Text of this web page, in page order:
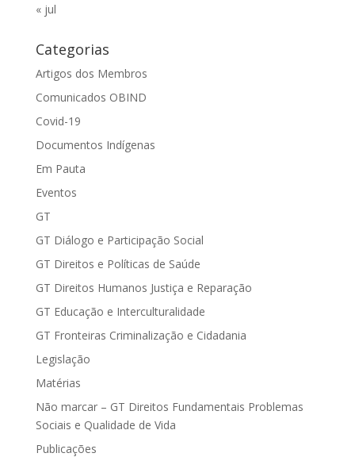
« jul
Categorias
Artigos dos Membros
Comunicados OBIND
Covid-19
Documentos Indígenas
Em Pauta
Eventos
GT
GT Diálogo e Participação Social
GT Direitos e Políticas de Saúde
GT Direitos Humanos Justiça e Reparação
GT Educação e Interculturalidade
GT Fronteiras Criminalização e Cidadania
Legislação
Matérias
Não marcar – GT Direitos Fundamentais Problemas
Sociais e Qualidade de Vida
Publicações